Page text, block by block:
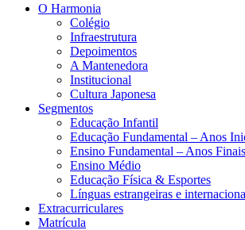
O Harmonia
Colégio
Infraestrutura
Depoimentos
A Mantenedora
Institucional
Cultura Japonesa
Segmentos
Educação Infantil
Educação Fundamental – Anos
Ensino Fundamental – Anos Finais
Ensino Médio
Educação Física & Esportes
Línguas estrangeiras e
Extracurriculares
Matrícula